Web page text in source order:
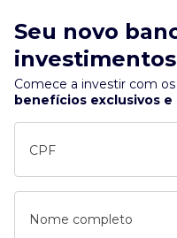
Seu novo
Comece a investir com
benefícios exclusivos
CPF
Nome completo